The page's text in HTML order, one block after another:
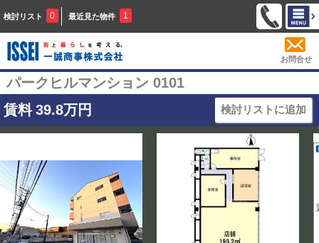
検討リスト 0 最近見た物件 1
お問合せ
パークヒルマンション 0101
賃料 39.8万円 検討リストに追加